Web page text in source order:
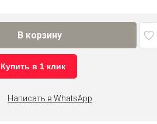
В корзину
Купить в 1 клик
Написать в WhatsApp